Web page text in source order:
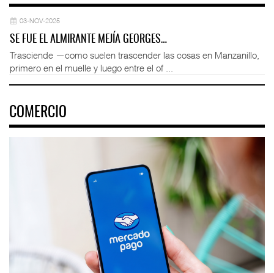
03-NOV-2025
SE FUE EL ALMIRANTE MEJÍA GEORGES…
Trasciende —como suelen trascender las cosas en Manzanillo,
primero en el muelle y luego entre el of ...
COMERCIO